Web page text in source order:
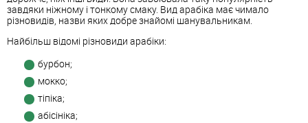
завдяки ніжному і тонкому смаку. Вид арабіка має чимало
різновидів, назви яких добре знайомі шанувальникам.
Найбільш відомі різновиди арабіки:
бурбон;
мокко;
тіпіка;
абісініка;